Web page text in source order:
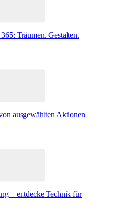
Träumen. Gestalten.
ausgewählten Aktionen
– entdecke Technik für